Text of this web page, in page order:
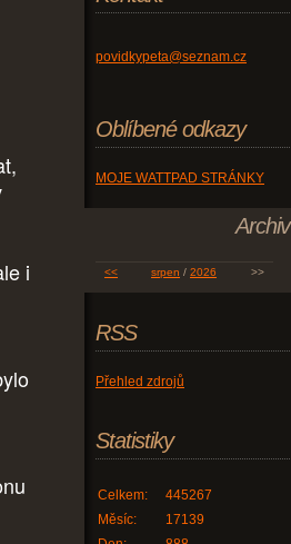
i
povidkypeta@seznam.cz
Oblíbené odkazy
MOJE WATTPAD STRÁNKY
Archiv
<< srpen / 2026 >>
RSS
Přehled zdrojů
Statistiky
Celkem:
445267
Měsíc:
17139